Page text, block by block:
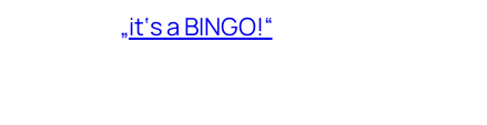
„it‘s a BINGO!“